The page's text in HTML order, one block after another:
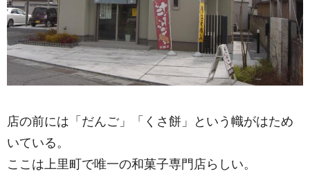
店の前には「だんご」「くさ餅」という幟がはため
いている。
ここは上里町で唯一の和菓子専門店らしい。